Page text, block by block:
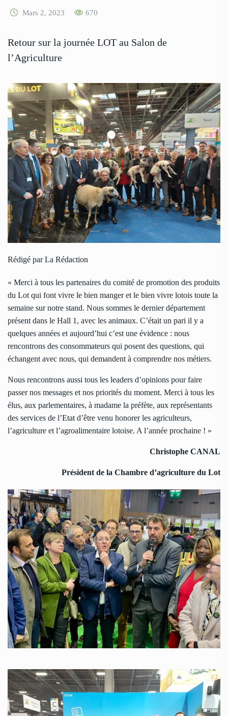
Mars 2, 2023 670
Retour sur la journée LOT au Salon de
l’Agriculture
Rédigé par La Rédaction
« Merci à tous les partenaires du comité de promotion des produits
du Lot qui font vivre le bien manger et le bien vivre lotois toute la
semaine sur notre stand. Nous sommes le dernier département
présent dans le Hall 1, avec les animaux. C’était un pari il y a
quelques années et aujourd’hui c’est une évidence : nous
rencontrons des consommateurs qui posent des questions, qui
échangent avec nous, qui demandent à comprendre nos métiers.
Nous rencontrons aussi tous les leaders d’opinions pour faire
passer nos messages et nos priorités du moment. Merci à tous les
élus, aux parlementaires, à madame la préfète, aux représentants
des services de l’Etat d’être venu honorer les agriculteurs,
l’agriculture et l’agroalimentaire lotoise. A l’année prochaine ! »
Christophe CANAL
Président de la Chambre d’agriculture du Lot